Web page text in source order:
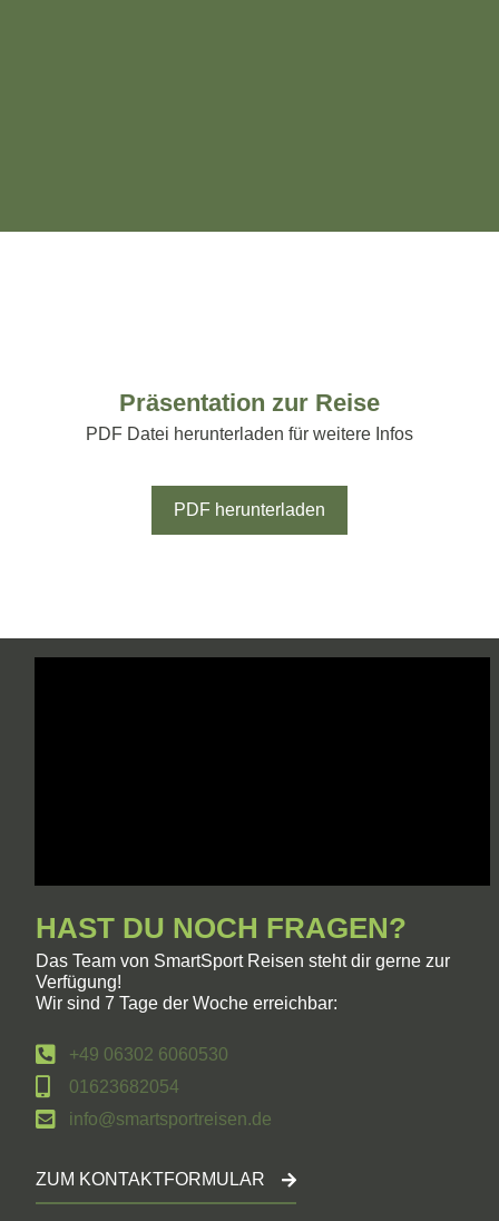
Präsentation zur Reise
PDF Datei herunterladen für weitere Infos
PDF herunterladen
HAST DU NOCH FRAGEN?
Das Team von SmartSport Reisen steht dir gerne zur
Verfügung!
Wir sind 7 Tage der Woche erreichbar:
+49 06302 6060530
01623682054
info@smartsportreisen.de
ZUM KONTAKTFORMULAR